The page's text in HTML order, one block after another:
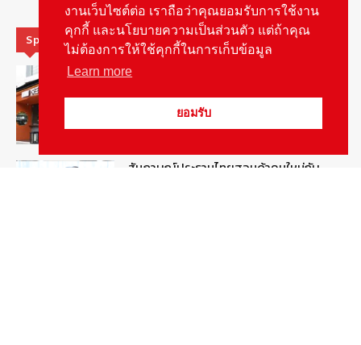
Special Picks
รู้จัก “MG IM Privilege” สิทธิพิเศษสำหรับ
August 5, 2026
สัมภาษณ์ประธานไทยฮอนด้าคนใหม่กับ
งานเว็บไซต์ต่อ เราถือว่าคุณยอมรับการใช้งาน
คุกกี้ และนโยบายความเป็นส่วนตัว แต่ถ้าคุณ
ไม่ต้องการให้ใช้คุกกี้ในการเก็บข้อมูล
Learn more
ยอมรับ